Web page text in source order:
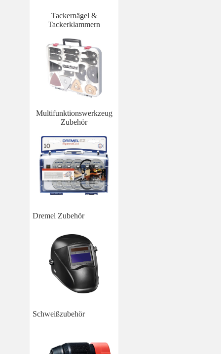
Tackernägel &
Tackerklammern
Multifunktionswerkzeug
Zubehör
Dremel Zubehör
Schweißzubehör